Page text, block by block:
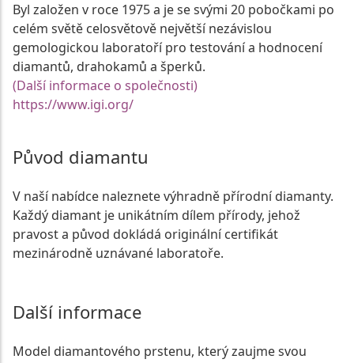
Byl založen v roce 1975 a je se svými 20 pobočkami po
celém světě celosvětově největší nezávislou
gemologickou laboratoří pro testování a hodnocení
diamantů, drahokamů a šperků.
(Další informace o společnosti)
https://www.igi.org/
Původ diamantu
V naší nabídce naleznete výhradně přírodní diamanty.
Každý diamant je unikátním dílem přírody, jehož
pravost a původ dokládá originální certifikát
mezinárodně uznávané laboratoře.
Další informace
Model diamantového prstenu, který zaujme svou